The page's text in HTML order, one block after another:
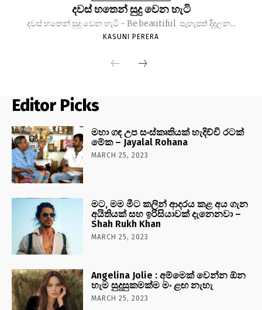
දවස් හතෙන් සුදු වෙන හැටි
දවස් හතෙන් සුදු වෙන හැටි - Be beautiful පැහැපත් දිදුලන...
KASUNI PERERA
Editor Picks
මහා ගඳ උප සංස්කෘතියක් හැදිච්චි රටක්
මේක – Jayalal Rohana
MARCH 25, 2023
මට, මම මීට කලින් ආදරය කළ අය ගැන
අයිතියක් සහ ඉරිසියාවක් දැනෙනවා –
Shah Rukh Khan
MARCH 25, 2023
Angelina Jolie : අම්මෙක් වෙන්න ඕන
හැම සුදුසුකමක්ම මං ළඟ නැහැ
MARCH 25, 2023